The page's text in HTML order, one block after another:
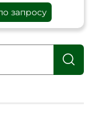
запросу